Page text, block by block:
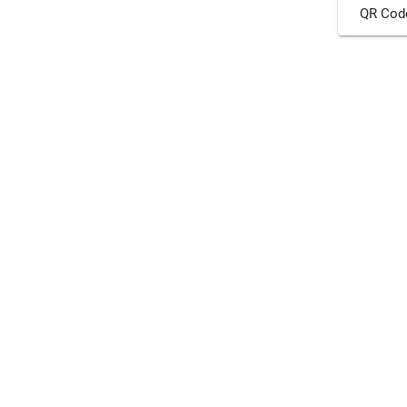
QR